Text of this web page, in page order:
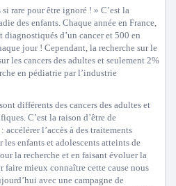
si rare pour être ignoré ! » C’est la
des enfants. Chaque année en France,
diagnostiqués d’un cancer et 500 en
jour ! Cependant, la recherche sur le
les cancers des adultes et seulement 2%
en pédiatrie par l’industrie
différents des cancers des adultes et
C’est la raison d’être de
l’accès à des traitements
enfants et adolescents atteints de
la recherche et en faisant évoluer la
faire mieux connaître cette cause nous
avec une campagne de